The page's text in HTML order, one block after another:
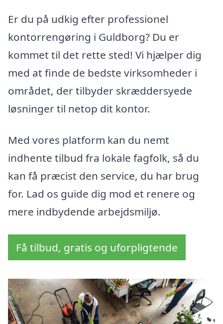
Er du på udkig efter professionel
kontorrengøring i Guldborg? Du er
kommet til det rette sted! Vi hjælper dig
med at finde de bedste virksomheder i
området, der tilbyder skræddersyede
løsninger til netop dit kontor.
Med vores platform kan du nemt
indhente tilbud fra lokale fagfolk, så du
kan få præcist den service, du har brug
for. Lad os guide dig mod et renere og
mere indbydende arbejdsmiljø.
Få tilbud, gratis og uforpligtende